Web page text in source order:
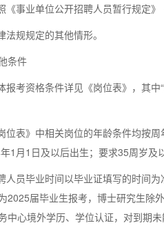
事业单位公开招聘人员暂行规定》
规规定的其他情形。
条件
考资格条件详见《岗位表》，其中“
表》中相关岗位的年龄条件均按周
1月1日及以后出生；要求35周岁及
员毕业时间以毕业证填写的时间为
2025届毕业生报考，博士研究生除
中心境外学历、学位认证，对到期